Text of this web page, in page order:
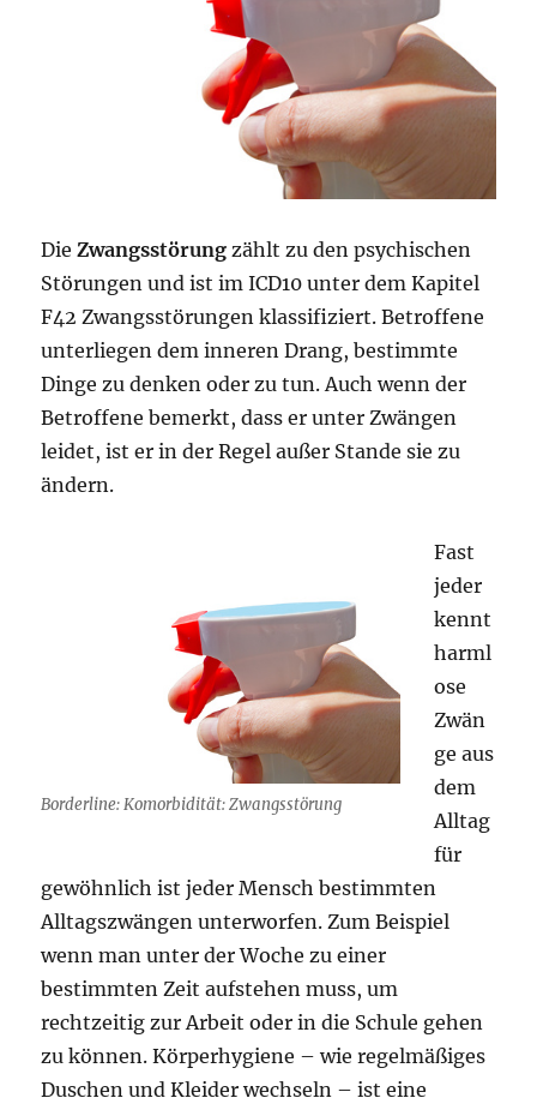
DieZwangsstörung zählt zu den psychischen
Störungen und ist im ICD10 unter dem Kapitel
F42 Zwangsstörungen klassifiziert. Betroffene
unterliegen dem inneren Drang, bestimmte
Dinge zu denken oder zu tun. Auch wenn der
Betroffene bemerkt, dass er unter Zwängen
leidet, ist er in der Regel außer Stande sie zu
ändern.
Borderline: Komorbidität: Zwangsstörung
Fast
jeder
kennt
harml
ose
Zwän
ge aus
dem
Alltag
für
gewöhnlich ist jeder Mensch bestimmten
Alltagszwängen unterworfen. Zum Beispiel
wenn man unter der Woche zu einer
bestimmten Zeit aufstehen muss, um
rechtzeitig zur Arbeit oder in die Schule gehen
zu können. Körperhygiene – wie regelmäßiges
Duschen und Kleider wechseln – ist eine